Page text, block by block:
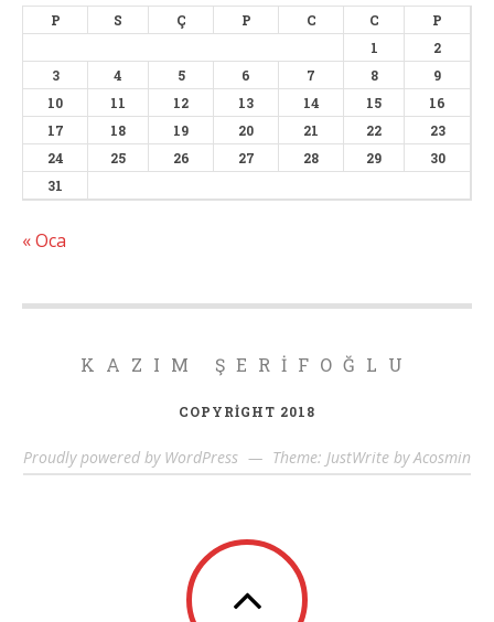
P S Ç P C C
P
1
2
3
4 5 6 7 8
9
10
11 12 13 14 15
16
17
18 19 20 21 22
23
24
25 26 27 28 29
30
31
« Oca
KAZIM ŞERIFOĞLU
COPYRIGHT 2018
Proudly powered by WordPress — Theme: JustWrite by Acosmin